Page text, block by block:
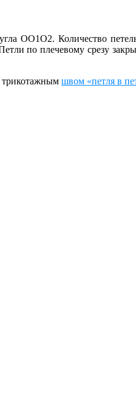
ОО1О2. Количество
по плечевому срезу
трикотажным швом «петля в